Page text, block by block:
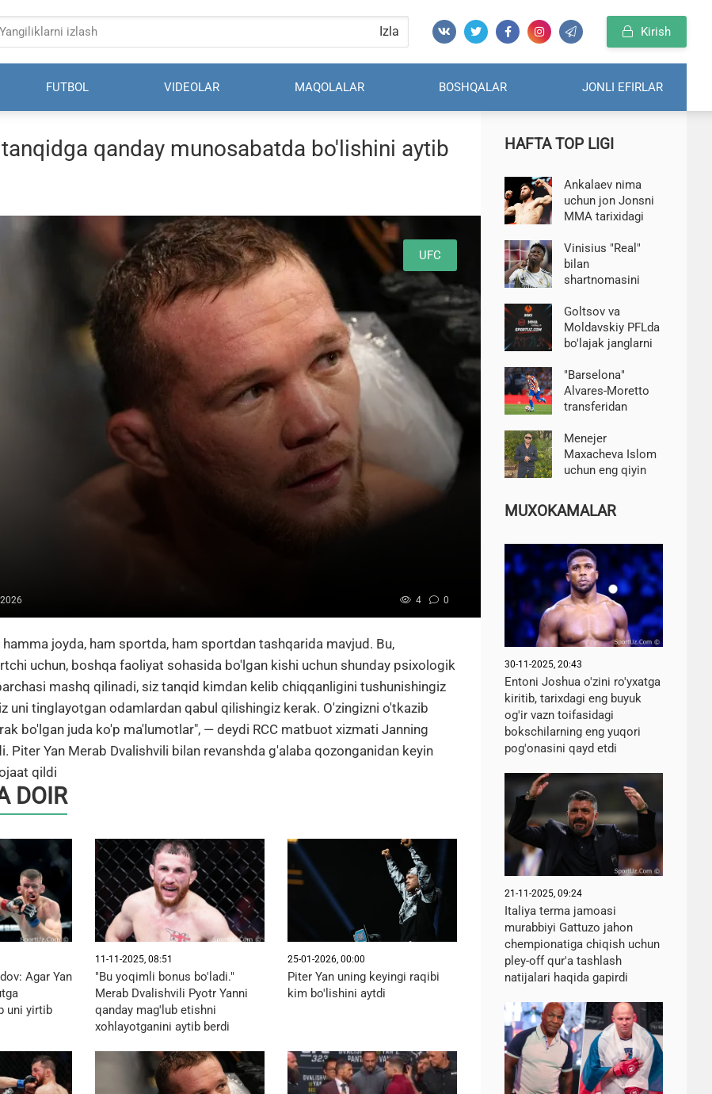
Izla Kirish
FUTBOL VIDEOLAR MAQOLALAR BOSHQALAR JONLI EFIRLAR
qanday munosabatda bo'lishini aytib
UFC
4 0
joyda, ham sportda, ham sportdan tashqarida mavjud. Bu,
uchun, boshqa faoliyat sohasida bo'lgan kishi uchun shunday psixologik
mashq qilinadi, siz tanqid kimdan kelib chiqqanligini tushunishingiz
uni tinglayotgan odamlardan qabul qilishingiz kerak. O'zingizni o'tkazib
bo'lgan juda ko'p ma'lumotlar", — deydi RCC matbuot xizmati Janning
Piter Yan Merab Dvalishvili bilan revanshda g'alaba qozonganidan keyin
qildi
DOIR
Agar Yan
uni yirtib
11-11-2025, 08:51
"Bu yoqimli bonus bo'ladi."
Merab Dvalishvili Pyotr Yanni
qanday mag'lub etishni
xohlayotganini aytib berdi
25-01-2026, 00:00
Piter Yan uning keyingi raqibi
kim bo'lishini aytdi
HAFTA TOP LIGI
Ankalaev nima
uchun jon Jonsni
MMA tarixidagi
deb bilishini
tushuntirdi
Vinisius "Real"
bilan
shartnomasini
uzaytirdi jurnalist
Alvares
Goltsov va
Moldavskiy PFLda
bo'lajak janglarni
yakunladilar
"Barselona"
Alvares-Moretto
transferidan
Menejer
Maxacheva Islom
uchun eng qiyin
Prates ham,
Morales ham
MUXOKAMALAR
30-11-2025, 20:43
Entoni Joshua o'zini ro'yxatga
kiritib, tarixdagi eng buyuk
og'ir vazn toifasidagi
bokschilarning eng yuqori
pog'onasini qayd etdi
21-11-2025, 09:24
Italiya terma jamoasi
murabbiyi Gattuzo jahon
chempionatiga chiqish uchun
pley-off qur'a tashlash
natijalari haqida gapirdi